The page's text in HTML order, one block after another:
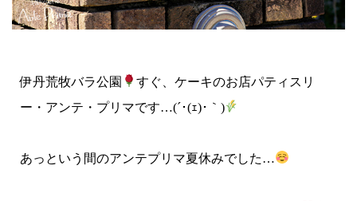
伊丹荒牧バラ公園
すぐ、ケーキのお店パティスリ
ー・アンテ・プリマです…(´･(ｪ)･｀)
あっという間のアンテプリマ夏休みでした…